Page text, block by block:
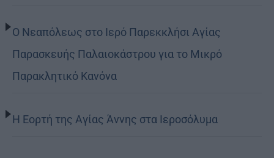
Ο Νεαπόλεως στο Ιερό Παρεκκλήσι Αγίας
Παρασκευής Παλαιοκάστρου για το Μικρό
Παρακλητικό Κανόνα
Η Εορτή της Αγίας Άννης στα Ιεροσόλυμα